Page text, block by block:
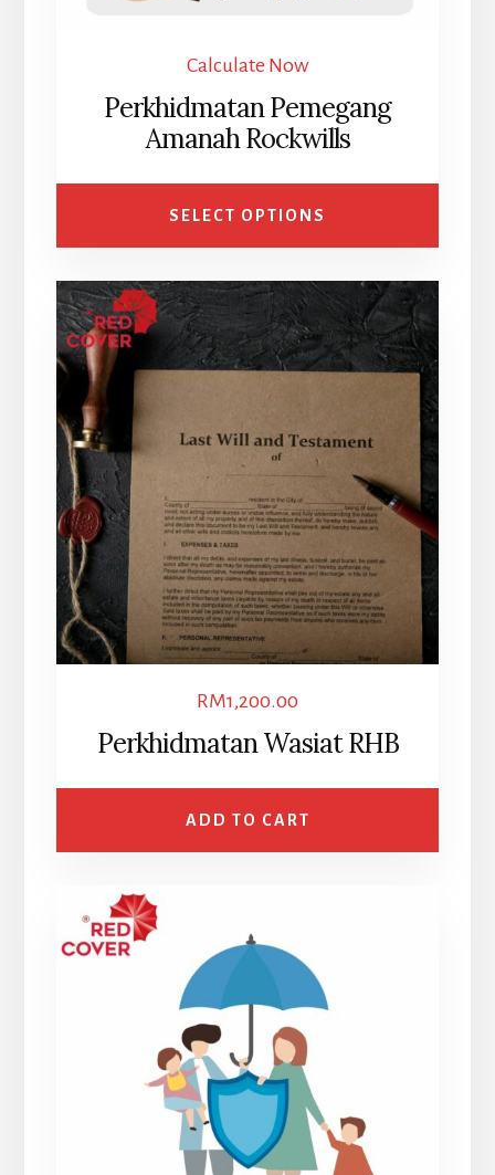
Calculate Now
Perkhidmatan Pemegang
Amanah Rockwills
SELECT OPTIONS
RM1,200.00
Perkhidmatan Wasiat RHB
ADD TO CART